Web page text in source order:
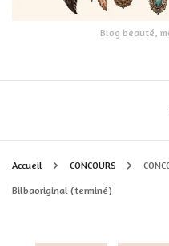
Blog beauté,
Accueil CONCOURS
Bilbaoriginal (terminé)